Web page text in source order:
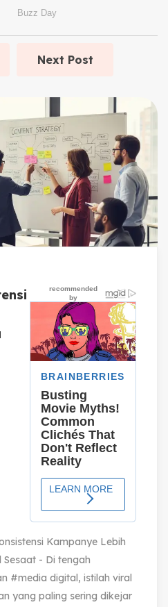
Next Post
Kampanye Lebih
- Di tengah
#media digital, istilah viral
yang paling sering dikejar